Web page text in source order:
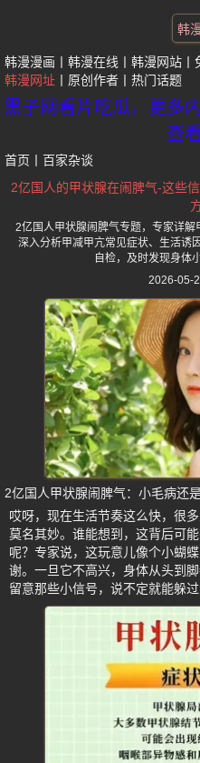
韩
韩漫漫画 韩漫在线 韩漫网站
韩漫网址
原创作者 热门话题
黑子网看片吃瓜，更多
查
首页 百家杂谈
2亿国人的甲状腺在闹脾气-这些
2亿国人甲状腺闹脾气专题，专家详解
深入分析甲减甲亢常见症状、生活诱
自检，及时发现身体
2026-05-
2亿国人甲状腺闹脾气：小毛病还
哎呀，现在生活节奏这么快，很
莫名其妙。谁能想到，这背后可
呢？专家说，这玩意儿像个小蝴
谢。一旦它不高兴，身体从头到
留意那些小信号，说不定就能躲过